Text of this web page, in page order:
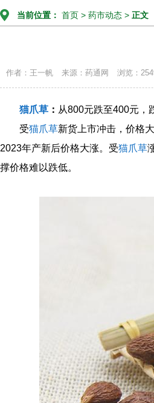
当前位置： 首页 > 药市动态 > 正文
作者：王一帆 来源：药通网 浏览：
猫爪草 ： 从800元跌至400元，
受猫爪草新货上市冲击，价格
2023年产新后价格大涨。受猫爪草
撑价格难以跌低。